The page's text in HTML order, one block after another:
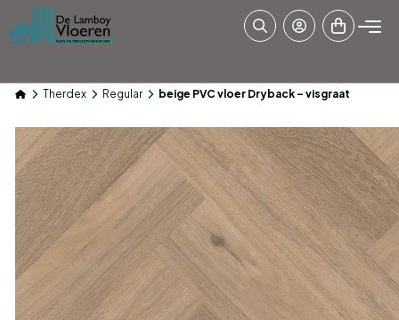
Therdex Regular beige PVC vloer Dryback – visgraat